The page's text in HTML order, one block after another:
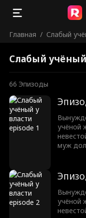
Главная / Слабый
Слабый
66 Эпизоды
учёной
муж
из
свою
не
учёной